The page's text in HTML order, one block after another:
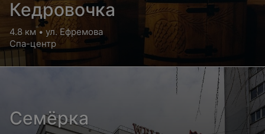
Кедровочка
4.8 км • ул. Ефремова
Спа-центр
Семёрка